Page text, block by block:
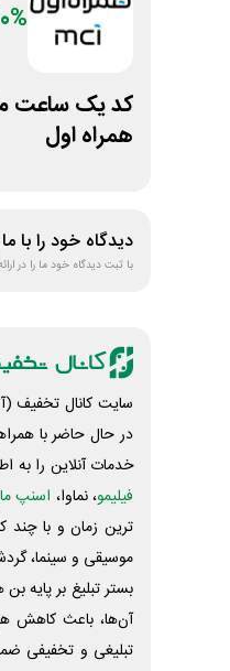
کد ⁣یک ساعت
همراه اول
دیدگاه خود را با
با ثبت دیدگاه خود ما را در
سایت کانال تخفیف
در حال حاضر با
خدمات آنلاین را به
فیلیمو، نماوا، اسنپ
ترین زمان و با چند
موسیقی و سینما،
بستر تبلیغ بر پایه
آن‌ها، باعث کاهش
تبلیغی و تخفیفی